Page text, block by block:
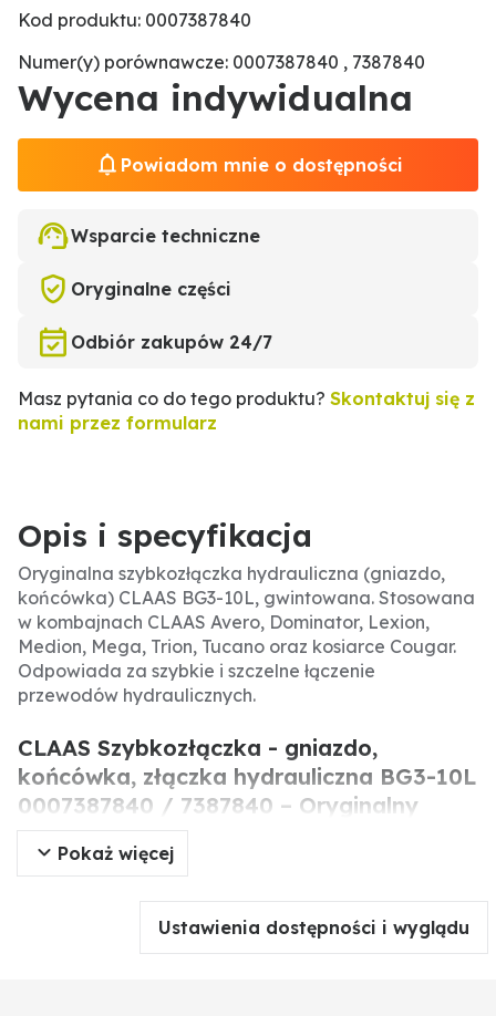
Kod produktu: 0007387840
Numer(y) porównawcze: 0007387840 , 7387840
Wycena indywidualna
Powiadom mnie o dostępności
Wsparcie techniczne
Oryginalne części
Odbiór zakupów 24/7
Masz pytania co do tego produktu? Skontaktuj się z
nami przez formularz
Opis i specyfikacja
Oryginalna szybkozłączka hydrauliczna (gniazdo,
końcówka) CLAAS BG3-10L, gwintowana. Stosowana
w kombajnach CLAAS Avero, Dominator, Lexion,
Medion, Mega, Trion, Tucano oraz kosiarce Cougar.
Odpowiada za szybkie i szczelne łączenie
przewodów hydraulicznych.
CLAAS Szybkozłączka - gniazdo,
końcówka, złączka hydrauliczna BG3-10L
0007387840 / 7387840 – Oryginalny
element hydrauliczny do maszyn CLAAS.
gniazdo/końcówka/złączka gwintowana,
przeznaczona do układów hydraulicznych w
Pokaż więcej
Ustawienia dostępności i wyglądu